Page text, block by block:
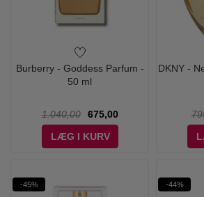
Burberry - Goddess Parfum -
50 ml
1.040,00
675,00
LÆG I KURV
DKNY -
-45% -44%